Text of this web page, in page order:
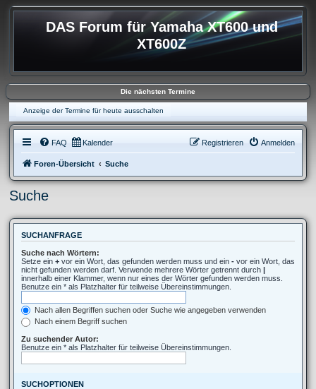
DAS Forum für Yamaha XT600 und
XT600Z
Die nächsten Termine
Anzeige der Termine für heute ausschalten
FAQ Kalender Anmelden
Registrieren
Foren-Übersicht Suche
Suche
SUCHANFRAGE
Suche nach Wörtern:
Setze ein + vor ein Wort, das gefunden werden muss und ein - vor ein Wort, das
nicht gefunden werden darf. Verwende mehrere Wörter getrennt durch |
innerhalb einer Klammer, wenn nur eines der Wörter gefunden werden muss.
Benutze ein * als Platzhalter für teilweise Übereinstimmungen.
Nach allen Begriffen suchen oder Suche wie angegeben verwenden
Nach einem Begriff suchen
Zu suchender Autor:
Benutze ein * als Platzhalter für teilweise Übereinstimmungen.
SUCHOPTIONEN